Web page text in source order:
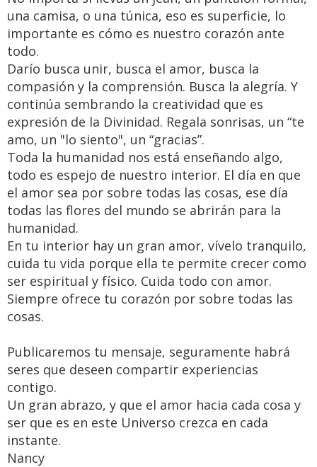
una camisa, o una túnica, eso es superficie, lo
importante es cómo es nuestro corazón ante
todo.
Darío busca unir, busca el amor, busca la
compasión y la comprensión. Busca la alegría. Y
continúa sembrando la creatividad que es
expresión de la Divinidad. Regala sonrisas, un “te
amo, un "lo siento", un “gracias”.
Toda la humanidad nos está enseñando algo,
todo es espejo de nuestro interior. El día en que
el amor sea por sobre todas las cosas, ese día
todas las flores del mundo se abrirán para la
humanidad.
En tu interior hay un gran amor, vívelo tranquilo,
cuida tu vida porque ella te permite crecer como
ser espiritual y físico. Cuida todo con amor.
Siempre ofrece tu corazón por sobre todas las
cosas.
Publicaremos tu mensaje, seguramente habrá
seres que deseen compartir experiencias
contigo.
Un gran abrazo, y que el amor hacia cada cosa y
ser que es en este Universo crezca en cada
instante.
Nancy